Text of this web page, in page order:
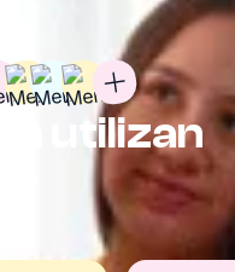
utilizan